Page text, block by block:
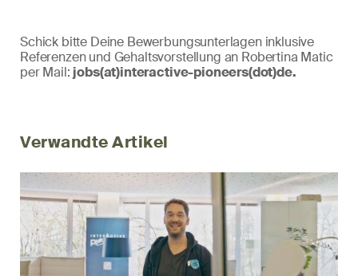
Schick bitte Deine Bewerbungsunterlagen inklusive
Referenzen und Gehaltsvorstellung an Robertina Matic
per Mail: jobs(at)interactive-pioneers(dot)de.
Verwandte Artikel